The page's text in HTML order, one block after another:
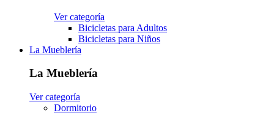
Ver categoría
Bicicletas para Adultos
Bicicletas para Niños
La Mueblería
La Mueblería
Ver categoría
Dormitorio